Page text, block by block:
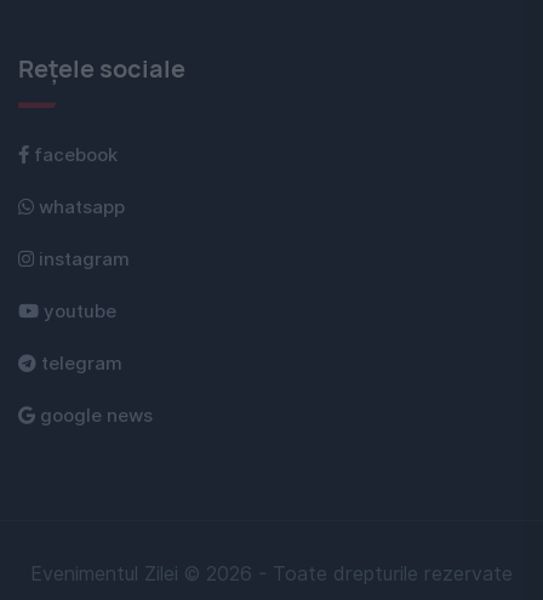
Rețele sociale
facebook
whatsapp
instagram
youtube
telegram
google news
Evenimentul Zilei © 2026 - Toate drepturile rezervate